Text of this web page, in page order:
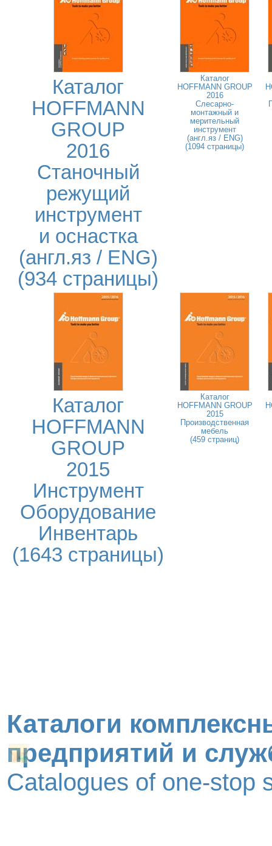
Каталог
HOFFMANN
GROUP
2016
Станочный
режущий
инструмент
и оснастка
(англ.яз / ENG)
(934 страницы)
Каталог
HOFFMANN GROUP
2016
Слесарно-
монтажный и
мерительный
инструмент
(англ.яз / ENG)
(1094 страницы)
Каталог
HOFFMANN
GROUP
2015
Инструмент
Оборудование
Инвентарь
(1643 страницы)
Каталог
HOFFMANN GROUP
2015
Производственная
мебель
(459 страниц)
Каталоги
предприятий и
Catalogues of one-stop